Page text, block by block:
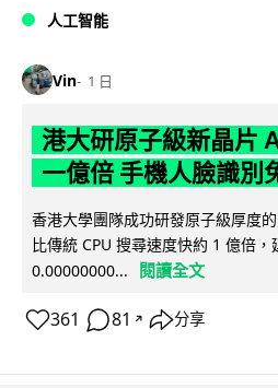
人工智能
Vin 1 日
港大研原子級新晶片
一億倍 手機人臉識別
香港大學團隊成功研發原子級厚度
比傳統 CPU 搜尋速度快約 1 億倍
0.00000000...
閱讀全文
361 81 ↗ 分享